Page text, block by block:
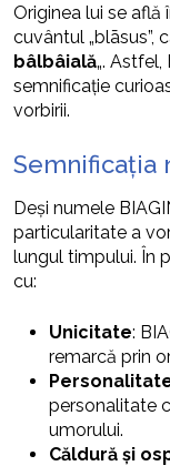
Originea lui se află
cuvântul „blāsus”,
bâlbâială„.
semnificație
vorbirii.
Semnificația
Deși numele
particularitate a
lungul timpului. În
cu:
Unicitate:
remarcă prin
personalitate
umorului.
Căldură și